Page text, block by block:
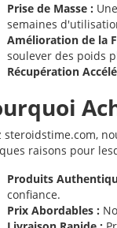
Prise de Masse :
semaines
Amélioration de la
soulever des poids
Récupération
steroidstime.com,
raisons pour
Produits
confiance.
Prix Abordables :